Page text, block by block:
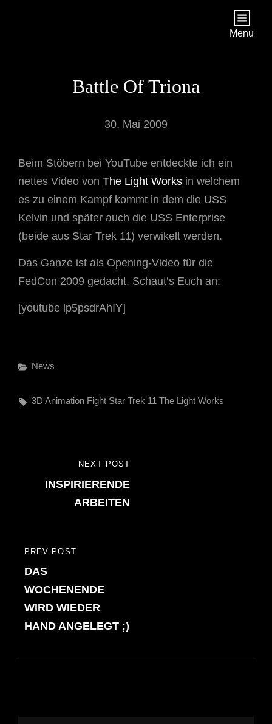
Menu
Battle Of Triona
30. Mai 2009
Beim Stöbern bei YouTube entdeckte ich ein
nettes Video von The Light Works in welchem
es zu einem Kampf kommt in dem die USS
Kelvin und später auch die USS Enterprise
(beide aus Star Trek 11) verwikelt werden.
Das Ganze ist als Opening-Video für die
FedCon 2009 gedacht. Schaut’s Euch an:
[youtube lp5psdrAhIY]
Categories
News
Tags,
3D Animation Fight Star Trek 11 The Light Works
Beitragsnavigation
PREVIOUS
POST
PREV POST
DAS
WOCHENENDE
WIRD WIEDER
HAND ANGELEGT ;)
POST
NEXT POST
INSPIRIERENDE
ARBEITEN